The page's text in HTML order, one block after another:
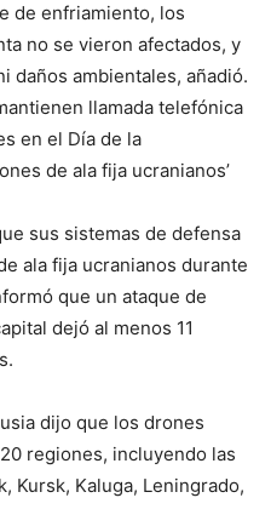
de enfriamiento, los
no se vieron afectados, y
daños ambientales, añadió.
llamada telefónica
en el Día de la
de ala fija ucranianos’
sus sistemas de defensa
ala fija ucranianos durante
que un ataque de
dejó al menos 11
dijo que los drones
regiones, incluyendo las
Kursk, Kaluga, Leningrado,